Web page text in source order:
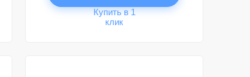
Купить в 1
клик